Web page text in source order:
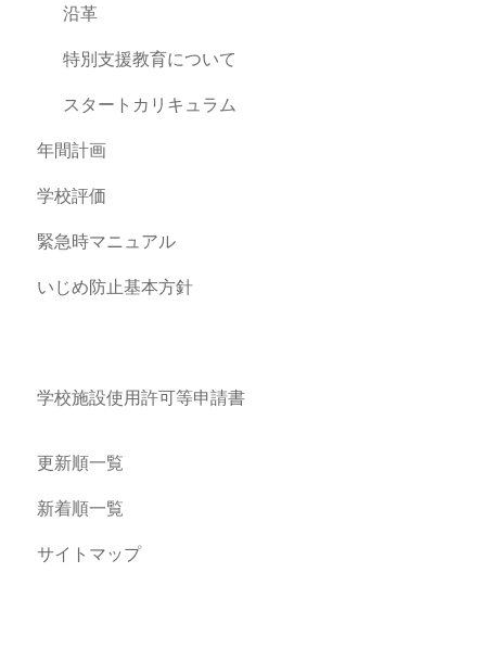
沿革
特別支援教育について
スタートカリキュラム
年間計画
学校評価
緊急時マニュアル
いじめ防止基本方針
学校施設使用許可等申請書
更新順一覧
新着順一覧
サイトマップ